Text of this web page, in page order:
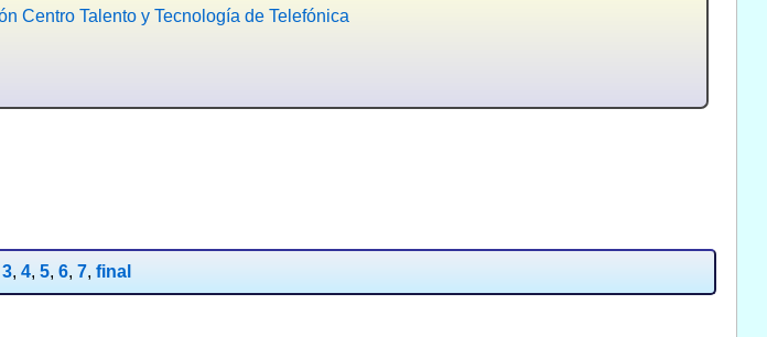
Centro Talento y Tecnología de Telefónica
3, 4, 5, 6, 7, final